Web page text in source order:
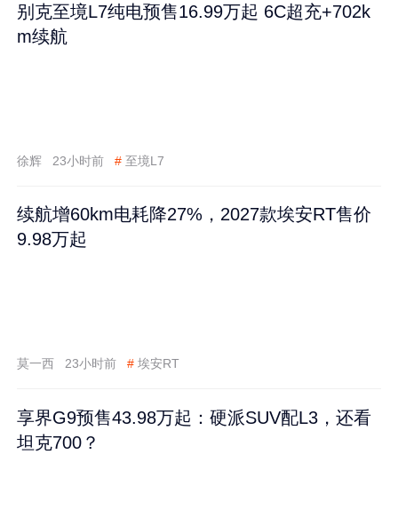
别克至境L7纯电预售16.99万起 6C超充+702k
m续航
徐辉 23小时前 # 至境L7
续航增60km电耗降27%，2027款埃安RT售价
9.98万起
莫一西 23小时前 # 埃安RT
享界G9预售43.98万起：硬派SUV配L3，还看
坦克700？